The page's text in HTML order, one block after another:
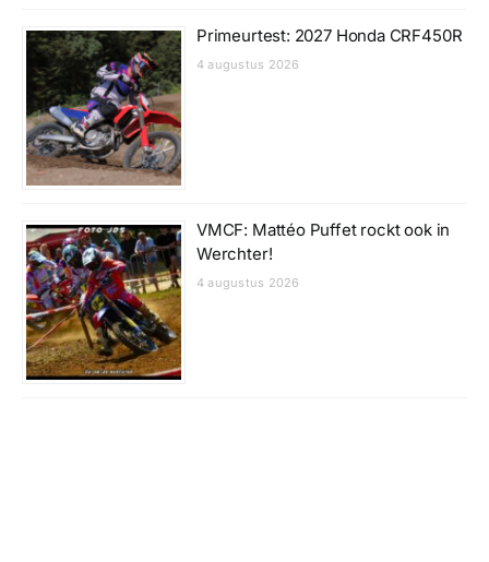
Primeurtest: 2027 Honda CRF450R
4 augustus 2026
VMCF: Mattéo Puffet rockt ook in
Werchter!
4 augustus 2026